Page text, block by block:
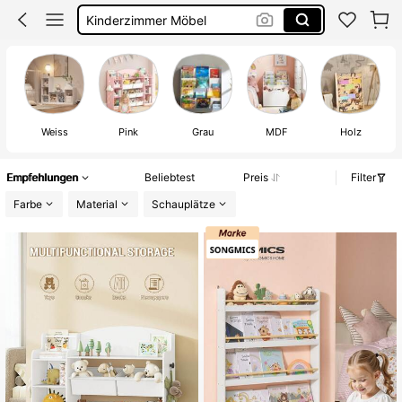
Regal Kinderzimmer
Bücherregale Kinderzimmer
Weiss Pink Grau MDF Holz
Empfehlungen Beliebtest Preis
Filter
Farbe
Material Schauplätze